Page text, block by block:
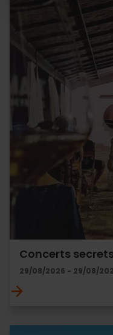
Concerts
29/08/2026 - 29/08/